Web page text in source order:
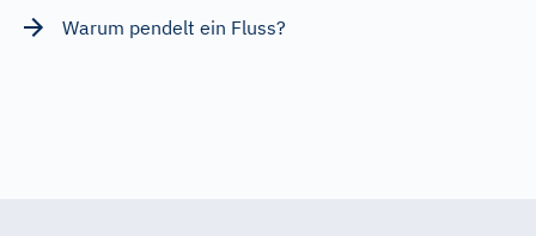
Warum pendelt ein Fluss?